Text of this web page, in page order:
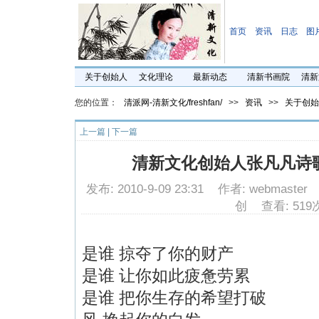
首页 资讯 日志 图
关于创始人 文化理论 最新动态 清新书画院 清
您的位置： 清派网-清新文化/freshfan/ >> 资讯 >> 关于创
上一篇 | 下一篇
清新文化创始人张凡凡诗
发布: 2010-9-09 23:31 作者: webmaster
创 查看: 519
是谁 掠夺了你的财产
是谁 让你如此疲惫劳累
是谁 把你生存的希望打破